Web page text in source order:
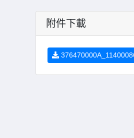
附件下載